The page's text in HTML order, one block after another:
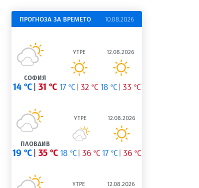
ПРОГНОЗА ЗА ВРЕМЕТО 10.08.2026
СОФИЯ
14 °C 31 °C
УТРЕ
17 °C 32 °C
12.08.2026
18 °C 33 °C
ПЛОВДИВ
19 °C 35 °C
УТРЕ
18 °C 36 °C
12.08.2026
17 °C 36 °C
УТРЕ 12.08.2026